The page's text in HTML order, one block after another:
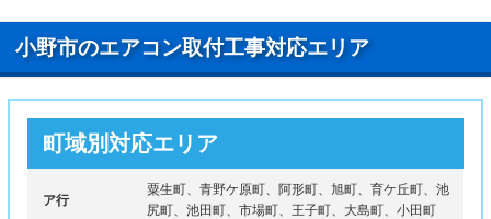
小野市のエアコン取付工事対応エリア
町域別対応エリア
ア行
粟生町、青野ケ原町、阿形町、旭町、育ケ丘町、池
尻町、池田町、市場町、王子町、大島町、小田町